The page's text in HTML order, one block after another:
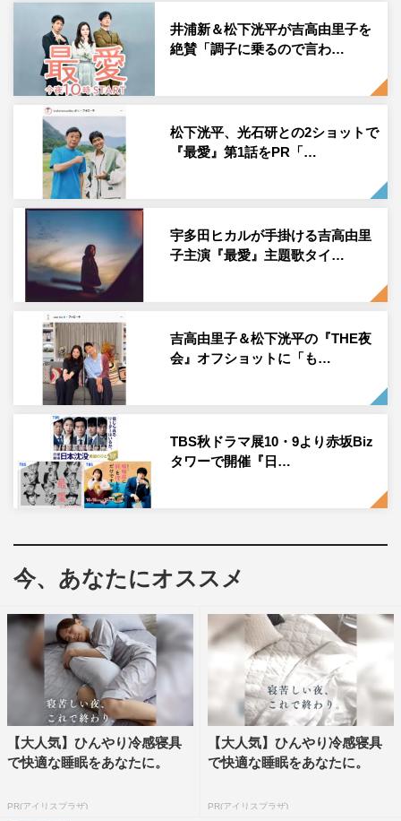
くる虫たちに慌てる吉高さんと、見守る松下さん、、、
梨央と大輝の感情溢れるシーンでしたが、とても楽しい雰
囲気で撮影してました」のコメントとともに、吉高と松下
の2ショットを投稿した。
この投稿にフォロワーからは「はい、大輝の「好きやよ」
にキュンキュンしました 梨央の背中を優しくさすって
「元気出せ」も とっても素敵な忘れられないシーンで
す」「大好きなシーン。何回も見返しています ここ何年
かでベストワンのドラマになる予感がします」「オフショ
ありがとうございます 微笑ましい2人にキュン」「大輝
の「好きやよ」にキュンキュンし、背中と頭を優しく撫で
撫でに。またまたキュンキュン」「好きやよ❤️方言がなお
さらキュンキュンを誘います」などのコメントが寄せられ
ている。
『最愛』公式Instagram：
https://www.instagram.com/saiai_tbs/
吉高由里子 松下洸平
井浦新＆松下洸平が吉高由里子を
絶賛「調子に乗るので言わ…
松下洸平、光石研との2ショットで
『最愛』第1話をPR「…
宇多田ヒカルが手掛ける吉高由里
子主演『最愛』主題歌タイ…
吉高由里子＆松下洸平の『THE夜
会』オフショットに「も…
TBS秋ドラマ展10・9より赤坂Biz
タワーで開催『日…
今、あなたにオススメ
【大人気】ひんやり冷感寝具
で快適な睡眠をあなたに。
PR(アイリスプラザ)
【大人気】ひんやり冷感寝具
で快適な睡眠をあなたに。
PR(アイリスプラザ)